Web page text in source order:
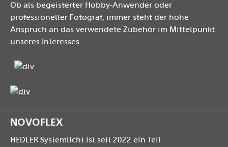
Ob als begeisterter Hobby-Anwender oder
professioneller Fotograf, immer steht der hohe
Anspruch an das verwendete Zubehör im Mittelpunkt
unseres Interesses.
NOVOFLEX
HEDLER Systemlicht ist seit 2022 ein Teil